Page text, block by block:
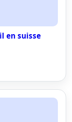
en suisse